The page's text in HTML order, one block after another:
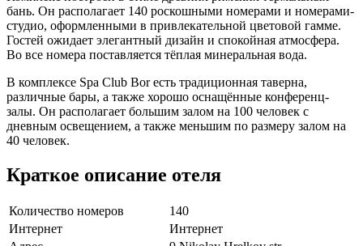
бань. Он располагает 140 роскошными номерами и номерами-
студио, оформленными в привлекательной цветовой гамме.
Гостей ожидает элегантный дизайн и спокойная атмосфера.
Во все номера поставляется тёплая минеральная вода.
В комплексе Spa Club Bor есть традиционная таверна,
различные бары, а также хорошо оснащённые конференц-
залы. Он располагает большим залом на 100 человек с
дневным освещением, а также меньшим по размеру залом на
40 человек.
Краткое описание отеля
Количество номеров
140
Интернет
Интернет